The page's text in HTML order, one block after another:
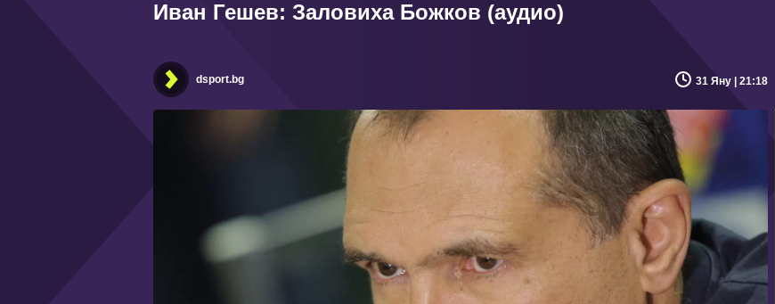
Иван Гешев: Заловиха Божков (аудио)
dsport.bg 31 Яну | 21:18